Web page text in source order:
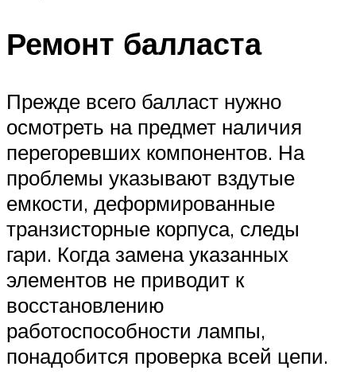
Ремонт балласта
Прежде всего балласт нужно
осмотреть на предмет наличия
перегоревших компонентов. На
проблемы указывают вздутые
емкости, деформированные
транзисторные корпуса, следы
гари. Когда замена указанных
элементов не приводит к
восстановлению
работоспособности лампы,
понадобится проверка всей цепи.